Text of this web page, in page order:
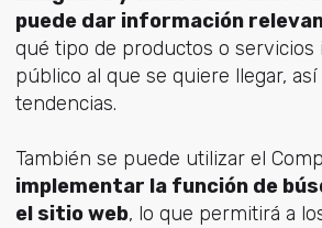
puede dar información
qué tipo de productos o servicios
público al que se quiere llegar,
tendencias.
También se puede utilizar el
implementar la función de
el sitio web, lo que permitirá a